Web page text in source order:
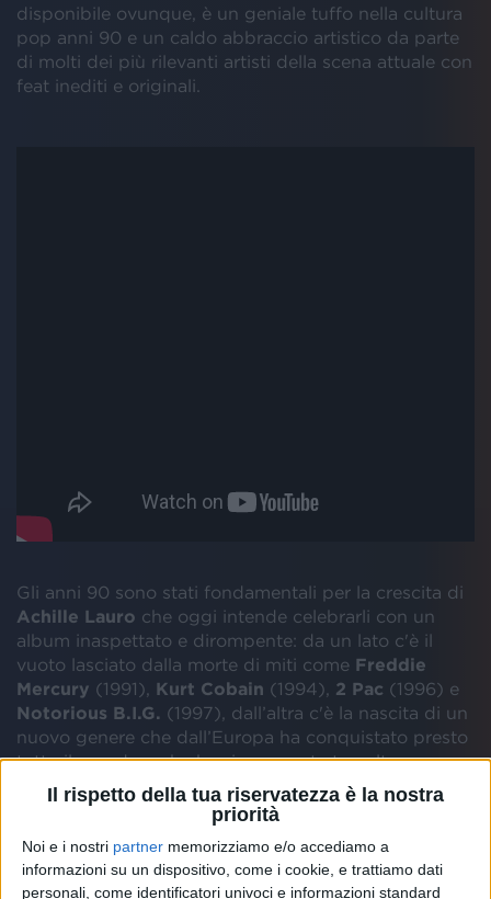
Il rispetto della tua riservatezza è la nostra
priorità
Noi e i nostri partner memorizziamo e/o accediamo a
informazioni su un dispositivo, come i cookie, e trattiamo dati
personali, come identificatori univoci e informazioni standard
disponibile ovunque, è un geniale tuffo nella cultura
pop anni 90 e un caldo abbraccio artistico da parte
di molti dei più rilevanti artisti della scena attuale con
feat inediti e originali.
Gli anni 90 sono stati fondamentali per la crescita di
Achille Lauro che oggi intende celebrarli con un
album inaspettato e dirompente: da un lato c'è il
vuoto lasciato dalla morte di miti come Freddie
Mercury (1991), Kurt Cobain (1994), 2 Pac (1996) e
Notorious B.I.G. (1997), dall’altra c'è la nascita di un
nuovo genere che dall’Europa ha conquistato presto
tutto il mondo e che ha sicuramente travolto
l’immaginario artistico di
Lauro
Il side project propone 7 celebri hit mondiali
“rigenerate ” da Achille Lauroche ha voluto
coinvolgere tanti amici: dalla storia della dance